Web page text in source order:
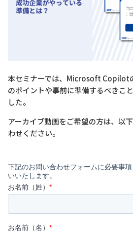
本セミナーでは、Microsoft Copilot
のポイントや事前に準備するべきこ
した。
アーカイブ動画をご希望の方は、以
わせください。